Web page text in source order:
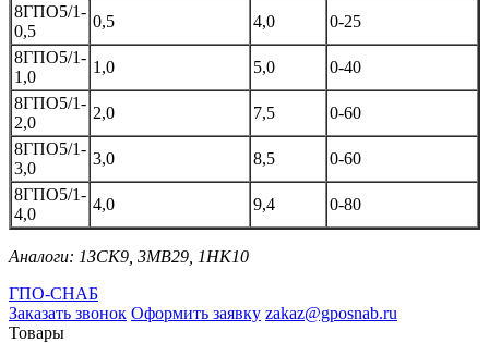
8ГПО5/1-
0,5
0,5 4,0
0-25
8ГПО5/1-
1,0
1,0 5,0
0-40
8ГПО5/1-
2,0
2,0 7,5
0-60
8ГПО5/1-
3,0
3,0 8,5
0-60
8ГПО5/1-
4,0
4,0 9,4 0-80
Аналоги: 1ЗСК9, 3МВ29, 1НК10
ГПО-СНАБ
Заказать звонок Оформить заявку zakaz@gposnab.ru
Товары